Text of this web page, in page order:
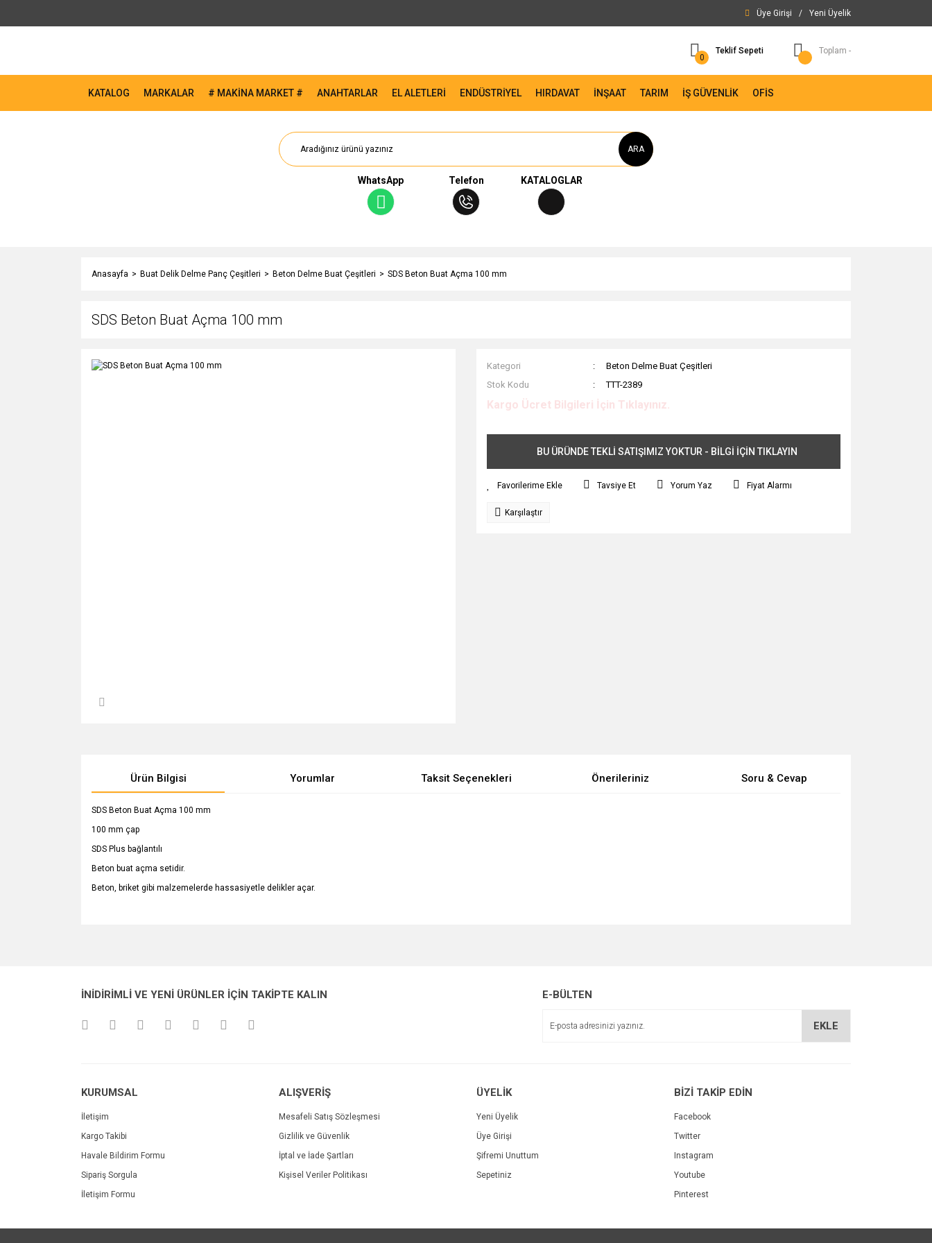
Üye Girişi / Yeni Üyelik
0
Teklif Sepeti Toplam -
KATALOG MARKALAR # MAKİNA MARKET # ANAHTARLAR EL ALETLERİ ENDÜSTRİYEL HIRDAVAT İNŞAAT TARIM İŞ GÜVENLİK OFİS
ARA
WhatsApp Telefon KATALOGLAR
Anasayfa Buat Delik Delme Panç Çeşitleri Beton Delme Buat Çeşitleri SDS Beton Buat Açma 100 mm
SDS Beton Buat Açma 100 mm
Kategori
Beton Delme Buat Çeşitleri
Stok Kodu
TTT-2389
Kargo Ücret Bilgileri İçin Tıklayınız.
BU ÜRÜNDE TEKLİ SATIŞIMIZ YOKTUR - BİLGİ İÇİN TIKLAYIN
Tavsiye Et Yorum Yaz Fiyat Alarmı
Karşılaştır
Ürün Bilgisi Yorumlar Taksit Seçenekleri Önerileriniz Soru & Cevap
SDS Beton Buat Açma 100 mm
100 mm çap
SDS Plus bağlantılı
Beton buat açma setidir.
Beton, briket gibi malzemelerde hassasiyetle delikler açar.
Ürün açıklamasında eksik bilgiler bulunuyor.
İNİDİRİMLİ VE YENİ ÜRÜNLER İÇİN TAKİPTE KALIN E-BÜLTEN
EKLE
KURUMSAL
İletişim
Kargo Takibi
Havale Bildirim Formu
Sipariş Sorgula
İletişim Formu
ALIŞVERİŞ
Mesafeli Satış Sözleşmesi
Gizlilik ve Güvenlik
İptal ve İade Şartları
Kişisel Veriler Politikası
ÜYELİK
Yeni Üyelik
Üye Girişi
Şifremi Unuttum
Sepetiniz
BİZİ TAKİP EDİN
Facebook
Twitter
Instagram
Youtube
Pinterest